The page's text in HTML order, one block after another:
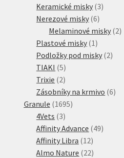
Keramické misky 33
Nerezové misky 66
produktů
Melaminové misky 22
Plastové misky 1 1
produkt
Podložky pod misky 22
TIAKI 55
produktů
Trixie 22
produkty
Zásobníky na krmivo 66
Granule 16951695
4Vets 33
produkty
Affinity Advance 4949
Affinity Libra 1212
produktů
Almo Nature 2222